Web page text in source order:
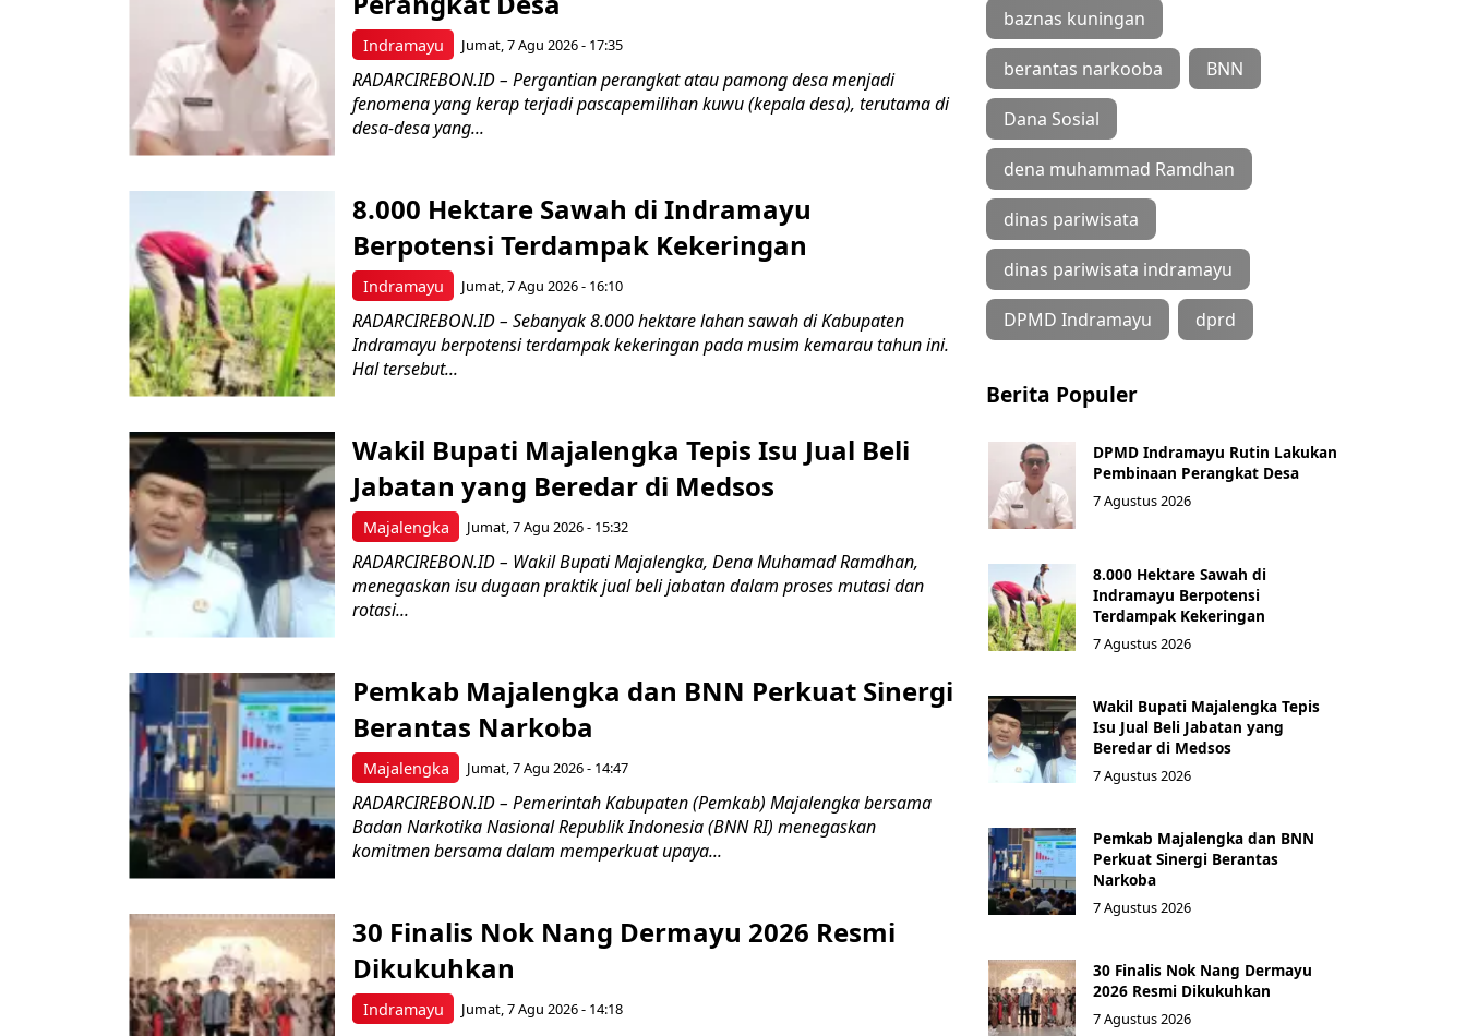
Indramayu Jumat, 7 Agu 2026 - 17:35
RADARCIREBON.ID – Pergantian perangkat atau pamong desa menjadi
fenomena yang kerap terjadi pascapemilihan kuwu (kepala desa), terutama di
desa-desa yang...
Indramayu
8.000 Hektare Sawah di Indramayu
Berpotensi Terdampak Kekeringan
Jumat, 7 Agu 2026 - 16:10
RADARCIREBON.ID – Sebanyak 8.000 hektare lahan sawah di Kabupaten
Indramayu berpotensi terdampak kekeringan pada musim kemarau tahun ini.
Hal tersebut...
Majalengka
Wakil Bupati Majalengka Tepis Isu Jual Beli
Jabatan yang Beredar di Medsos
Jumat, 7 Agu 2026 - 15:32
RADARCIREBON.ID – Wakil Bupati Majalengka, Dena Muhamad Ramdhan,
menegaskan isu dugaan praktik jual beli jabatan dalam proses mutasi dan
rotasi...
Majalengka
Pemkab Majalengka dan BNN Perkuat Sinergi
Berantas Narkoba
Jumat, 7 Agu 2026 - 14:47
RADARCIREBON.ID – Pemerintah Kabupaten (Pemkab) Majalengka bersama
Badan Narkotika Nasional Republik Indonesia (BNN RI) menegaskan
komitmen bersama dalam memperkuat upaya...
Indramayu
30 Finalis Nok Nang Dermayu 2026 Resmi
Dikukuhkan
Jumat, 7 Agu 2026 - 14:18
baznas kuningan
berantas narkooba BNN
Dana Sosial
dena muhammad Ramdhan
dinas pariwisata
dinas pariwisata indramayu
DPMD Indramayu dprd
Berita Populer
DPMD Indramayu Rutin Lakukan
Pembinaan Perangkat Desa
7 Agustus 2026
8.000 Hektare Sawah di
Indramayu Berpotensi
Terdampak Kekeringan
7 Agustus 2026
Wakil Bupati Majalengka Tepis
Isu Jual Beli Jabatan yang
Beredar di Medsos
7 Agustus 2026
Pemkab Majalengka dan BNN
Perkuat Sinergi Berantas
Narkoba
7 Agustus 2026
30 Finalis Nok Nang Dermayu
2026 Resmi Dikukuhkan
7 Agustus 2026